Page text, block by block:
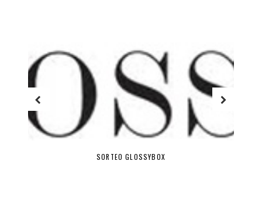
SORTEO GLOSSYBOX